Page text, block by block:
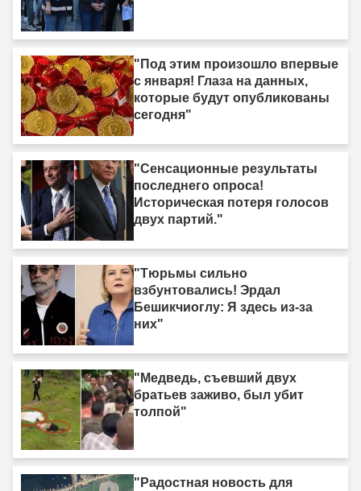
"Под этим произошло впервые
с января! Глаза на данных,
которые будут опубликованы
сегодня"
"Сенсационные результаты
последнего опроса!
Историческая потеря голосов
двух партий."
"Тюрьмы сильно
взбунтовались! Эрдал
Бешикчиоглу: Я здесь из-за
них"
"Медведь, съевший двух
братьев заживо, был убит
толпой"
"Радостная новость для